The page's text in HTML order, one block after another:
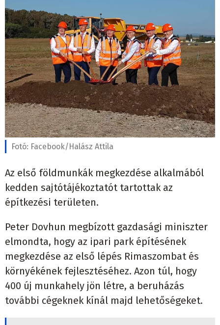
Fotó: Facebook/Halász Attila
Az első földmunkák megkezdése alkalmából
kedden sajtótájékoztatót tartottak az
építkezési területen.
Peter Dovhun megbízott gazdasági miniszter
elmondta, hogy az ipari park építésének
megkezdése az első lépés Rimaszombat és
környékének fejlesztéséhez. Azon túl, hogy
400 új munkahely jön létre, a beruházás
további cégeknek kínál majd lehetőségeket.